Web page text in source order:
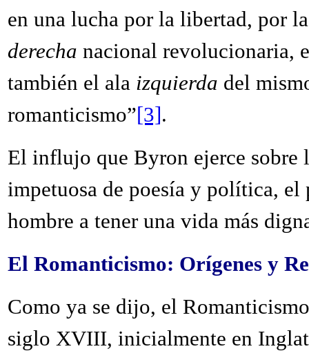
en una lucha por la libertad, por
derecha nacional revolucionaria,
también el ala izquierda del
romanticismo”[3].
El influjo que Byron ejerce sobre
impetuosa de poesía y política,
hombre a tener una vida más
El Romanticismo: Orígenes y
Como ya se dijo, el
siglo XVIII, inicialmente en